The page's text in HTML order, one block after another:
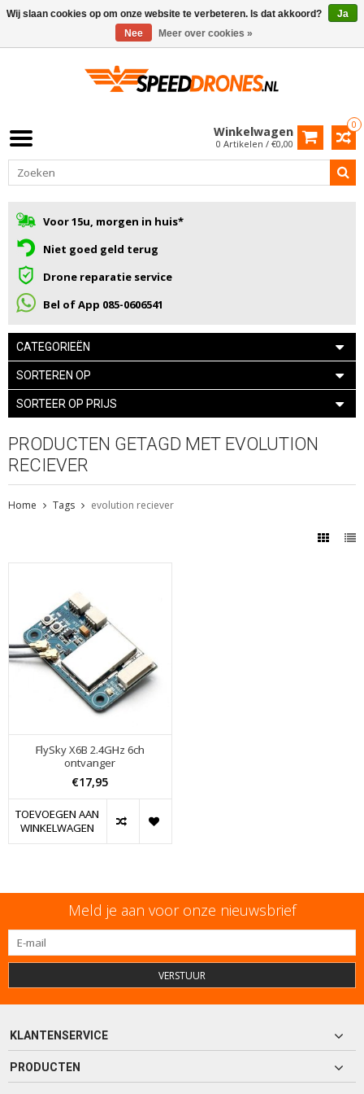
0
Winkelwagen
0 Artikelen / €0,00
Voor 15u, morgen in huis*
Niet goed geld terug
Drone reparatie service
Bel of App 085-0606541
CATEGORIEËN
SORTEREN OP
SORTEER OP PRIJS
PRODUCTEN GETAGD MET EVOLUTION
RECIEVER
Home Tags evolution reciever
FlySky X6B 2.4GHz 6ch
ontvanger
€17,95
TOEVOEGEN AAN
WINKELWAGEN
Meld je aan voor onze nieuwsbrief
VERSTUUR
KLANTENSERVICE
PRODUCTEN
Wij slaan cookies op om onze website te verbeteren. Is dat akkoord?
Ja
Nee
Meer over cookies »